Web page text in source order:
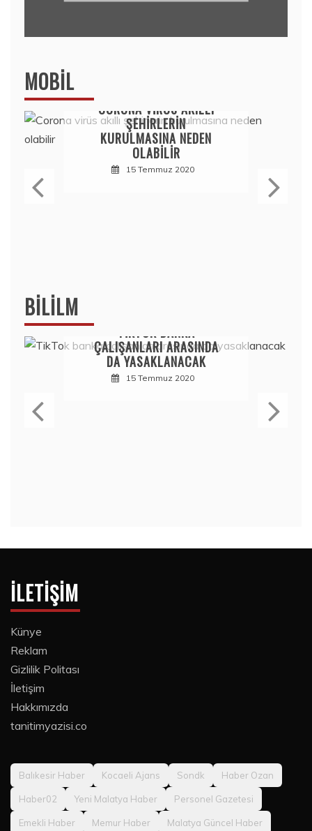
MOBIL
CORONA VIRÜS AKILLI
ŞEHIRLERIN
KURULMASINA NEDEN
OLABILIR
15 Temmuz 2020
BILILM
TIKTOK BANKA
ÇALIŞANLARI ARASINDA
DA YASAKLANACAK
15 Temmuz 2020
İLETIŞIM
Künye
Reklam
Gizlilik Politası
İletişim
Hakkımızda
tanitimyazisi.co
Balıkesir Haber Kocaeli Ajans Sondk Haber Ozan
Haber02 Yeni Malatya Haber Personel Gazetesi
Emekli Haber Memur Haber Malatya Güncel Haber